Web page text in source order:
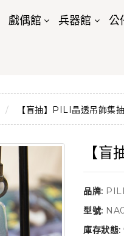
戲偶館 兵器館 公
【盲抽】PILI晶透吊飾集
【
品牌: PILI
型號:
庫存狀態: